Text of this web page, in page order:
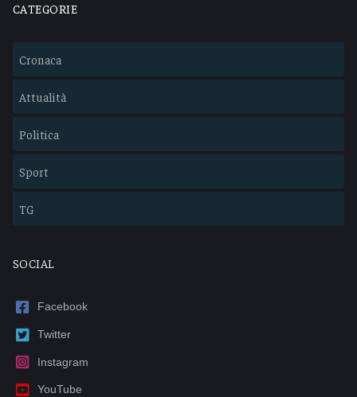
CATEGORIE
Cronaca
Attualità
Politica
Sport
TG
SOCIAL
Facebook
Twitter
Instagram
YouTube